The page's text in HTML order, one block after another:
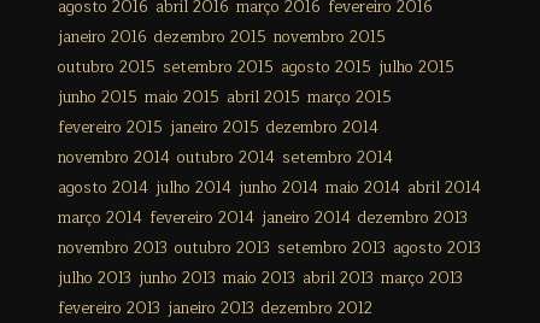
agosto 2016 abril 2016 março 2016 fevereiro 2016
janeiro 2016 dezembro 2015 novembro 2015
outubro 2015 setembro 2015 agosto 2015 julho 2015
junho 2015 maio 2015 abril 2015 março 2015
fevereiro 2015 janeiro 2015 dezembro 2014
novembro 2014 outubro 2014 setembro 2014
agosto 2014 julho 2014 junho 2014 maio 2014 abril 2014
março 2014 fevereiro 2014 janeiro 2014 dezembro 2013
novembro 2013 outubro 2013 setembro 2013 agosto 2013
julho 2013 junho 2013 maio 2013 abril 2013 março 2013
fevereiro 2013 janeiro 2013 dezembro 2012